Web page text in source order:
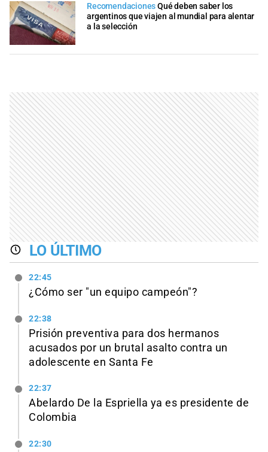
RecomendacionesQué deben saber los
argentinos que viajen al mundial para alentar
a la selección
LO ÚLTIMO
22:45
¿Cómo ser "un equipo campeón"?
22:38
Prisión preventiva para dos hermanos
acusados por un brutal asalto contra un
adolescente en Santa Fe
22:37
Abelardo De la Espriella ya es presidente de
Colombia
22:30